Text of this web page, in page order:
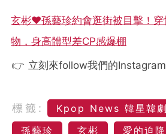
玄彬♥孫藝珍約會逛街被目擊！穿
物，身高體型差CP感爆棚
👉 立刻來follow我們的Instagram
標籤: Kpop News 韓星韓劇
孫藝珍
玄彬 愛的迫降